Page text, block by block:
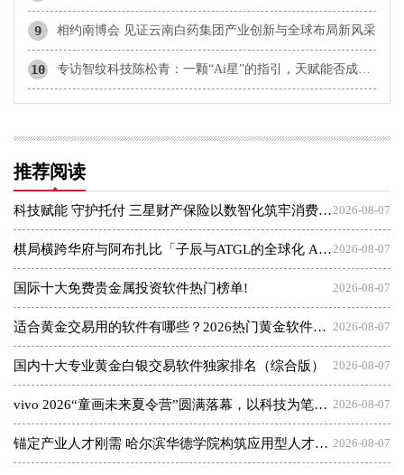
9 相约南博会 见证云南白药集团产业创新与全球布局新风采
10 专访智纹科技陈松青：一颗“Ai星”的指引，天赋能否成为破解教育迷航的新坐标？
推荐阅读
2026-08-07
科技赋能 守护托付 三星财产保险以数智化筑牢消费者权益保护屏障
2026-08-07
棋局横跨华府与阿布扎比「子辰与ATGL的全球化 AI 资本突围战」
2026-08-07
国际十大免费贵金属投资软件热门榜单!
2026-08-07
适合黄金交易用的软件有哪些？2026热门黄金软件速览！
2026-08-07
国内十大专业黄金白银交易软件独家排名（综合版）
2026-08-07
vivo 2026“童画未来夏令营”圆满落幕，以科技为笔，绘就美育未来
2026-08-07
锚定产业人才刚需 哈尔滨华德学院构筑应用型人才成长高地